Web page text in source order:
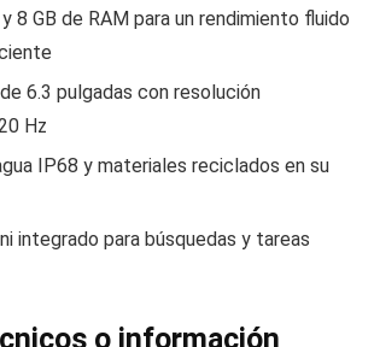
8 GB de RAM para un rendimiento fluido
6.3 pulgadas con resolución
Hz
IP68 y materiales reciclados en su
integrado para búsquedas y tareas
o información